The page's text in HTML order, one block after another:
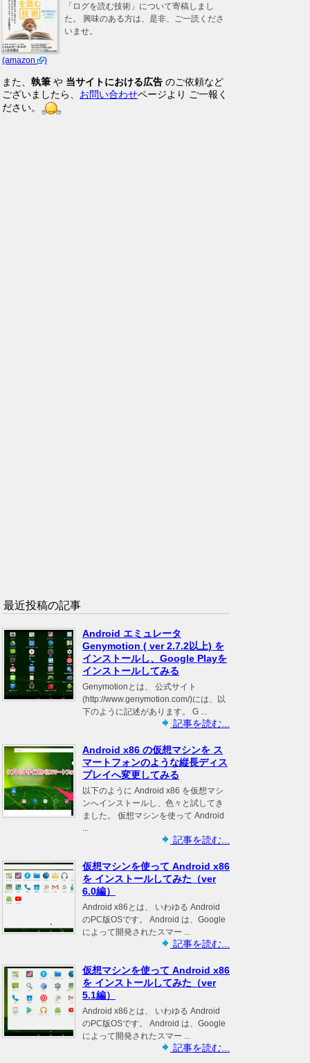
(amazon )
「ログを読む技術」について寄稿しまし
た。 興味のある方は、是非、ご一読くださ
いませ。
また、 執筆 や 当サイトにおける広告 のご依頼など
ございましたら、 お問い合わせページより ご一報く
ださい。
最近投稿の記事
Android エミュレータ
Genymotion ( ver 2.7.2以上) を
インストールし、Google Playを
インストールしてみる
Genymotionとは、 公式サイト
(http://www.genymotion.com/)には、以
下のように記述があります。 G ...
記事を読む...
Android x86 の仮想マシンを ス
マートフォンのような縦長ディス
プレイへ変更してみる
以下のように Android x86 を仮想マシ
ンへインストールし、色々と試してき
ました。 仮想マシンを使って Android
記事を読む...
仮想マシンを使って Android x86
を インストールしてみた（ver
6.0編）
Android x86とは、 いわゆる Android
のPC版OSです。 Android は、Google
によって開発されたスマー ...
記事を読む...
仮想マシンを使って Android x86
を インストールしてみた（ver
5.1編）
Android x86とは、 いわゆる Android
のPC版OSです。 Android は、Google
によって開発されたスマー ...
記事を読む...